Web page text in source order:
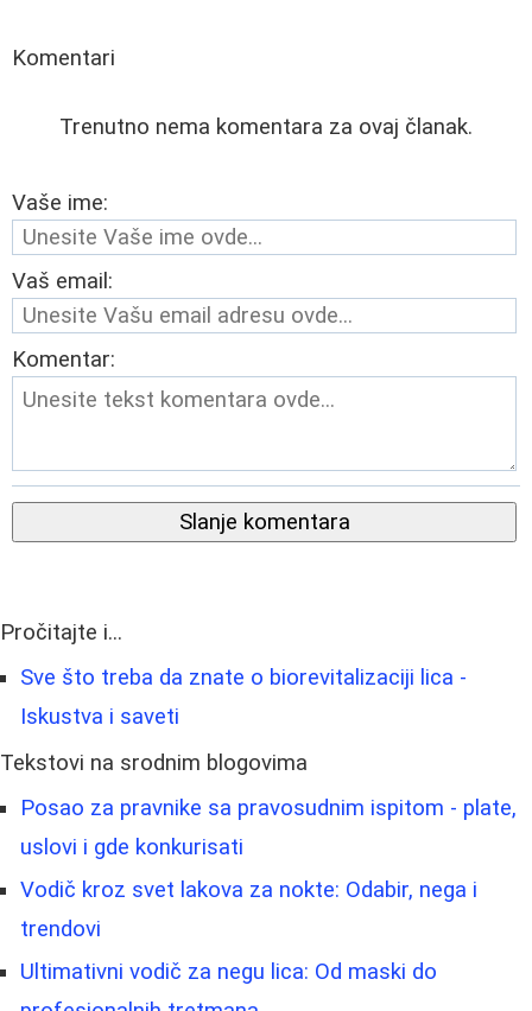
Komentari
Trenutno nema komentara za ovaj članak.
Vaše ime:
Vaš email:
Komentar:
Slanje komentara
Pročitajte i...
Sve što treba da znate o biorevitalizaciji lica -
Iskustva i saveti
Tekstovi na srodnim blogovima
Posao za pravnike sa pravosudnim ispitom - plate,
uslovi i gde konkurisati
Vodič kroz svet lakova za nokte: Odabir, nega i
trendovi
Ultimativni vodič za negu lica: Od maski do